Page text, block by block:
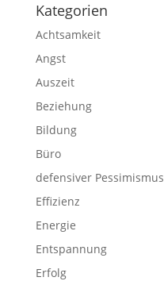
Kategorien
Achtsamkeit
Angst
Auszeit
Beziehung
Bildung
Büro
defensiver Pessimismus
Effizienz
Energie
Entspannung
Erfolg